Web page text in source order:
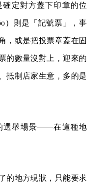
定對方蓋下印章的位
）則是「記號票」，事
，或是把投票章蓋在固
的數量沒對上，迎來的
抵制店家生意，多的是
選舉場景——在這種地
的地方現狀，只能要求